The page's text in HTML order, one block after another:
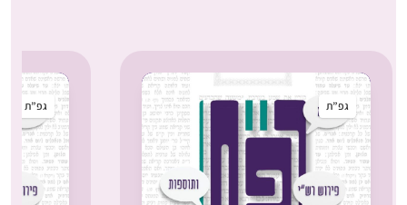
גפ”ת גפ”ת